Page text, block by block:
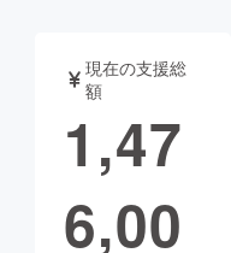
書籍・雑誌
チャレンジ
現在の支援総
額
1,47
6,00